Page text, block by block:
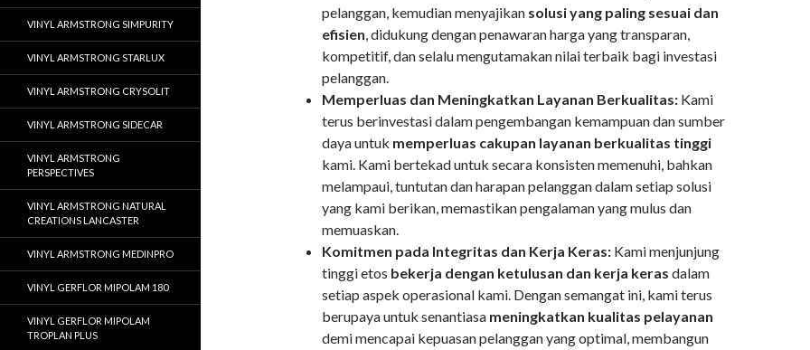
pelanggan, kemudian menyajikan solusi yang paling sesuai dan
efisien, didukung dengan penawaran harga yang transparan,
kompetitif, dan selalu mengutamakan nilai terbaik bagi investasi
pelanggan.
Memperluas dan Meningkatkan Layanan Berkualitas: Kami
terus berinvestasi dalam pengembangan kemampuan dan sumber
daya untuk memperluas cakupan layanan berkualitas tinggi
kami. Kami bertekad untuk secara konsisten memenuhi, bahkan
melampaui, tuntutan dan harapan pelanggan dalam setiap solusi
yang kami berikan, memastikan pengalaman yang mulus dan
memuaskan.
Komitmen pada Integritas dan Kerja Keras: Kami menjunjung
tinggi etos bekerja dengan ketulusan dan kerja keras dalam
setiap aspek operasional kami. Dengan semangat ini, kami terus
berupaya untuk senantiasa meningkatkan kualitas pelayanan
demi mencapai kepuasan pelanggan yang optimal, membangun
VINYL ARMSTRONG SIMPURITY
VINYL ARMSTRONG STARLUX
VINYL ARMSTRONG CRYSOLIT
VINYL ARMSTRONG SIDECAR
VINYL ARMSTRONG
PERSPECTIVES
VINYL ARMSTRONG NATURAL
CREATIONS LANCASTER
VINYL ARMSTRONG MEDINPRO
VINYL GERFLOR MIPOLAM 180
VINYL GERFLOR MIPOLAM
TROPLAN PLUS